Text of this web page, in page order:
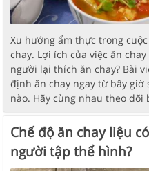
Xu hướng ẩm thực trong
chay. Lợi ích của việc ăn
người lại thích ăn chay? Bài
định ăn chay ngay từ bây
nào. Hãy cùng nhau theo dõi
Chế độ ăn chay liệu
người tập thể hình?